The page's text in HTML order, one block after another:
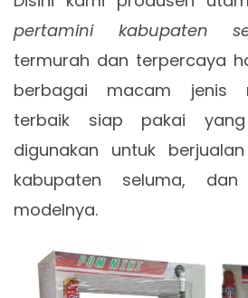
pertamini kabupaten
termurah dan terpercaya
berbagai macam jenis
terbaik siap pakai
digunakan untuk
kabupaten seluma,
modelnya.